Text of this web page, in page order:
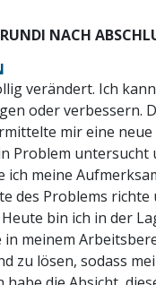
NACH
verändert. Ich
oder verbessern.
mir eine neue
Problem untersucht
ich meine
des Problems
bin ich in der
meinem
zu lösen, sodass